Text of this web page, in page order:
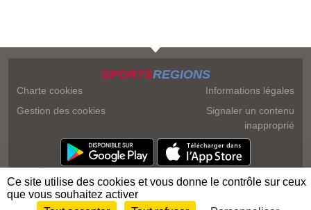
SPORTSREGIONS
Charte cookies
Gestion des cookies
Informations légales
Signaler un contenu
inapproprié
Ce site utilise des cookies et vous donne le contrôle sur ceux
que vous souhaitez activer